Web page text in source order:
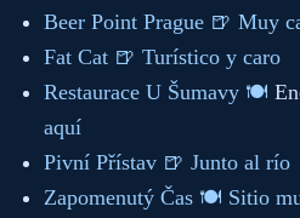
Beer Point Prague 🍺 Muy
Fat Cat 🍺 Turístico y caro
Restaurace U Šumavy 🍽️
aquí
Pivní Přístav 🍺 Junto al río
Zapomenutý Čas 🍽️ Sitio